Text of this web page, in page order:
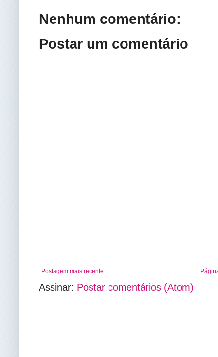
Nenhum comentário:
Postar um comentário
Postagem mais recente
Assinar: Postar comentários (Atom)